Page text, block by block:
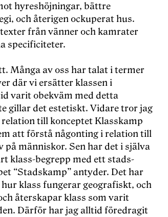
hyreshöjningar, bättre
och återigen ockuperat hus.
från vänner och kamrater
specificiteter.
Många av oss har talat i termer
där vi ersätter klassen i
varit obekväm med detta
gillar det estetiskt. Vidare tror jag
till konceptet Klasskamp
att förstå någonting i relation till
människor. Sen har det i själva
klass-begrepp med ett stads-
“Stadskamp” antyder. Det har
klass fungerar geografiskt, och
återskapar klass som varit
Därför har jag alltid föredragit